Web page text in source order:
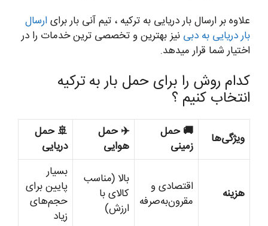
علاوه بر ارسال بار دریایی به ترکیه ، تیم آنی بار برایارسال
بار دریایی به دبی نیز بهترین و تخصصی ترین خدمات را در
اختیار شما قرار میدهد.
کدام روش را برای حمل بار به ترکیه
انتخاب کنیم ؟
ویژگی‌ها
🚚 حمل
زمینی
✈️ حمل
هوایی
🚢 حمل
دریایی
هزینه
اقتصادی و
مقرون‌به‌صرفه
بالا (مناسب
کالای با
ارزش)
بسیار
پایین برای
حجم‌های
زیاد